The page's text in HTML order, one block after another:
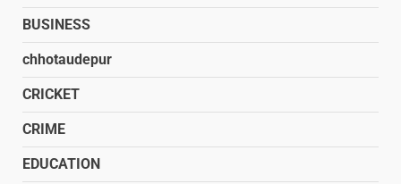
BUSINESS
chhotaudepur
CRICKET
CRIME
EDUCATION